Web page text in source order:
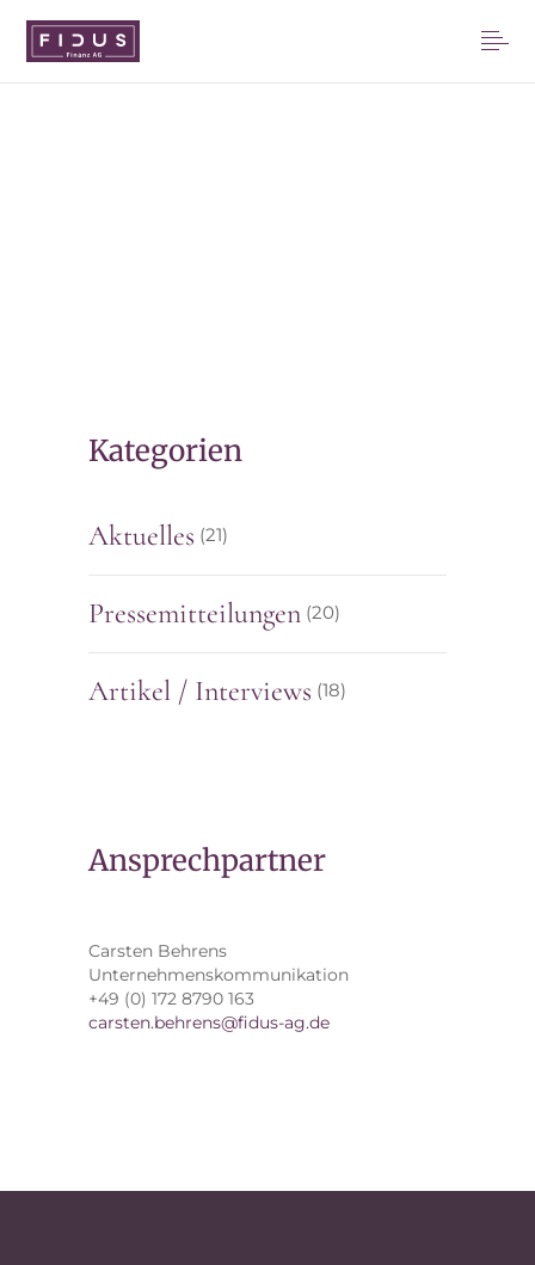
Kategorien
Aktuelles (21)
Pressemitteilungen (20)
Artikel / Interviews (18)
Ansprechpartner
Carsten Behrens
Unternehmenskommunikation
+49 (0) 172 8790 163
carsten.behrens@fidus-ag.de